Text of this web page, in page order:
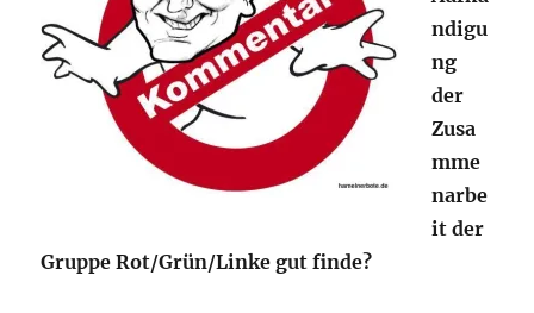
ndigu
ng
der
Zusa
mme
narbe
it der
Gruppe Rot/Grün/Linke gut finde?